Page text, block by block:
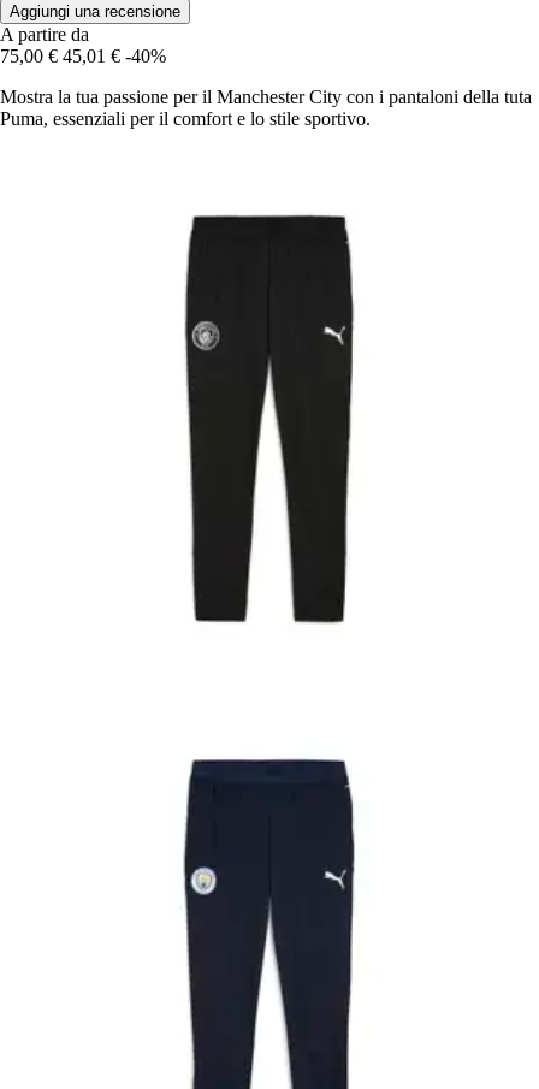
Aggiungi una recensione
A partire da
75,00 € 45,01 € -40%
Mostra la tua passione per il Manchester City con i pantaloni della tuta
Puma, essenziali per il comfort e lo stile sportivo.